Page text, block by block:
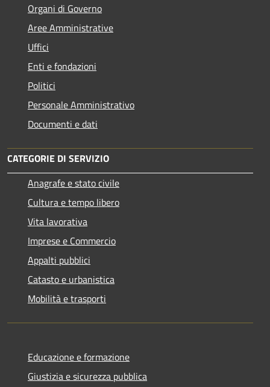
Organi di Governo
Aree Amministrative
Uffici
Enti e fondazioni
Politici
Personale Amministrativo
Documenti e dati
CATEGORIE DI SERVIZIO
Anagrafe e stato civile
Cultura e tempo libero
Vita lavorativa
Imprese e Commercio
Appalti pubblici
Catasto e urbanistica
Mobilità e trasporti
Educazione e formazione
Giustizia e sicurezza pubblica